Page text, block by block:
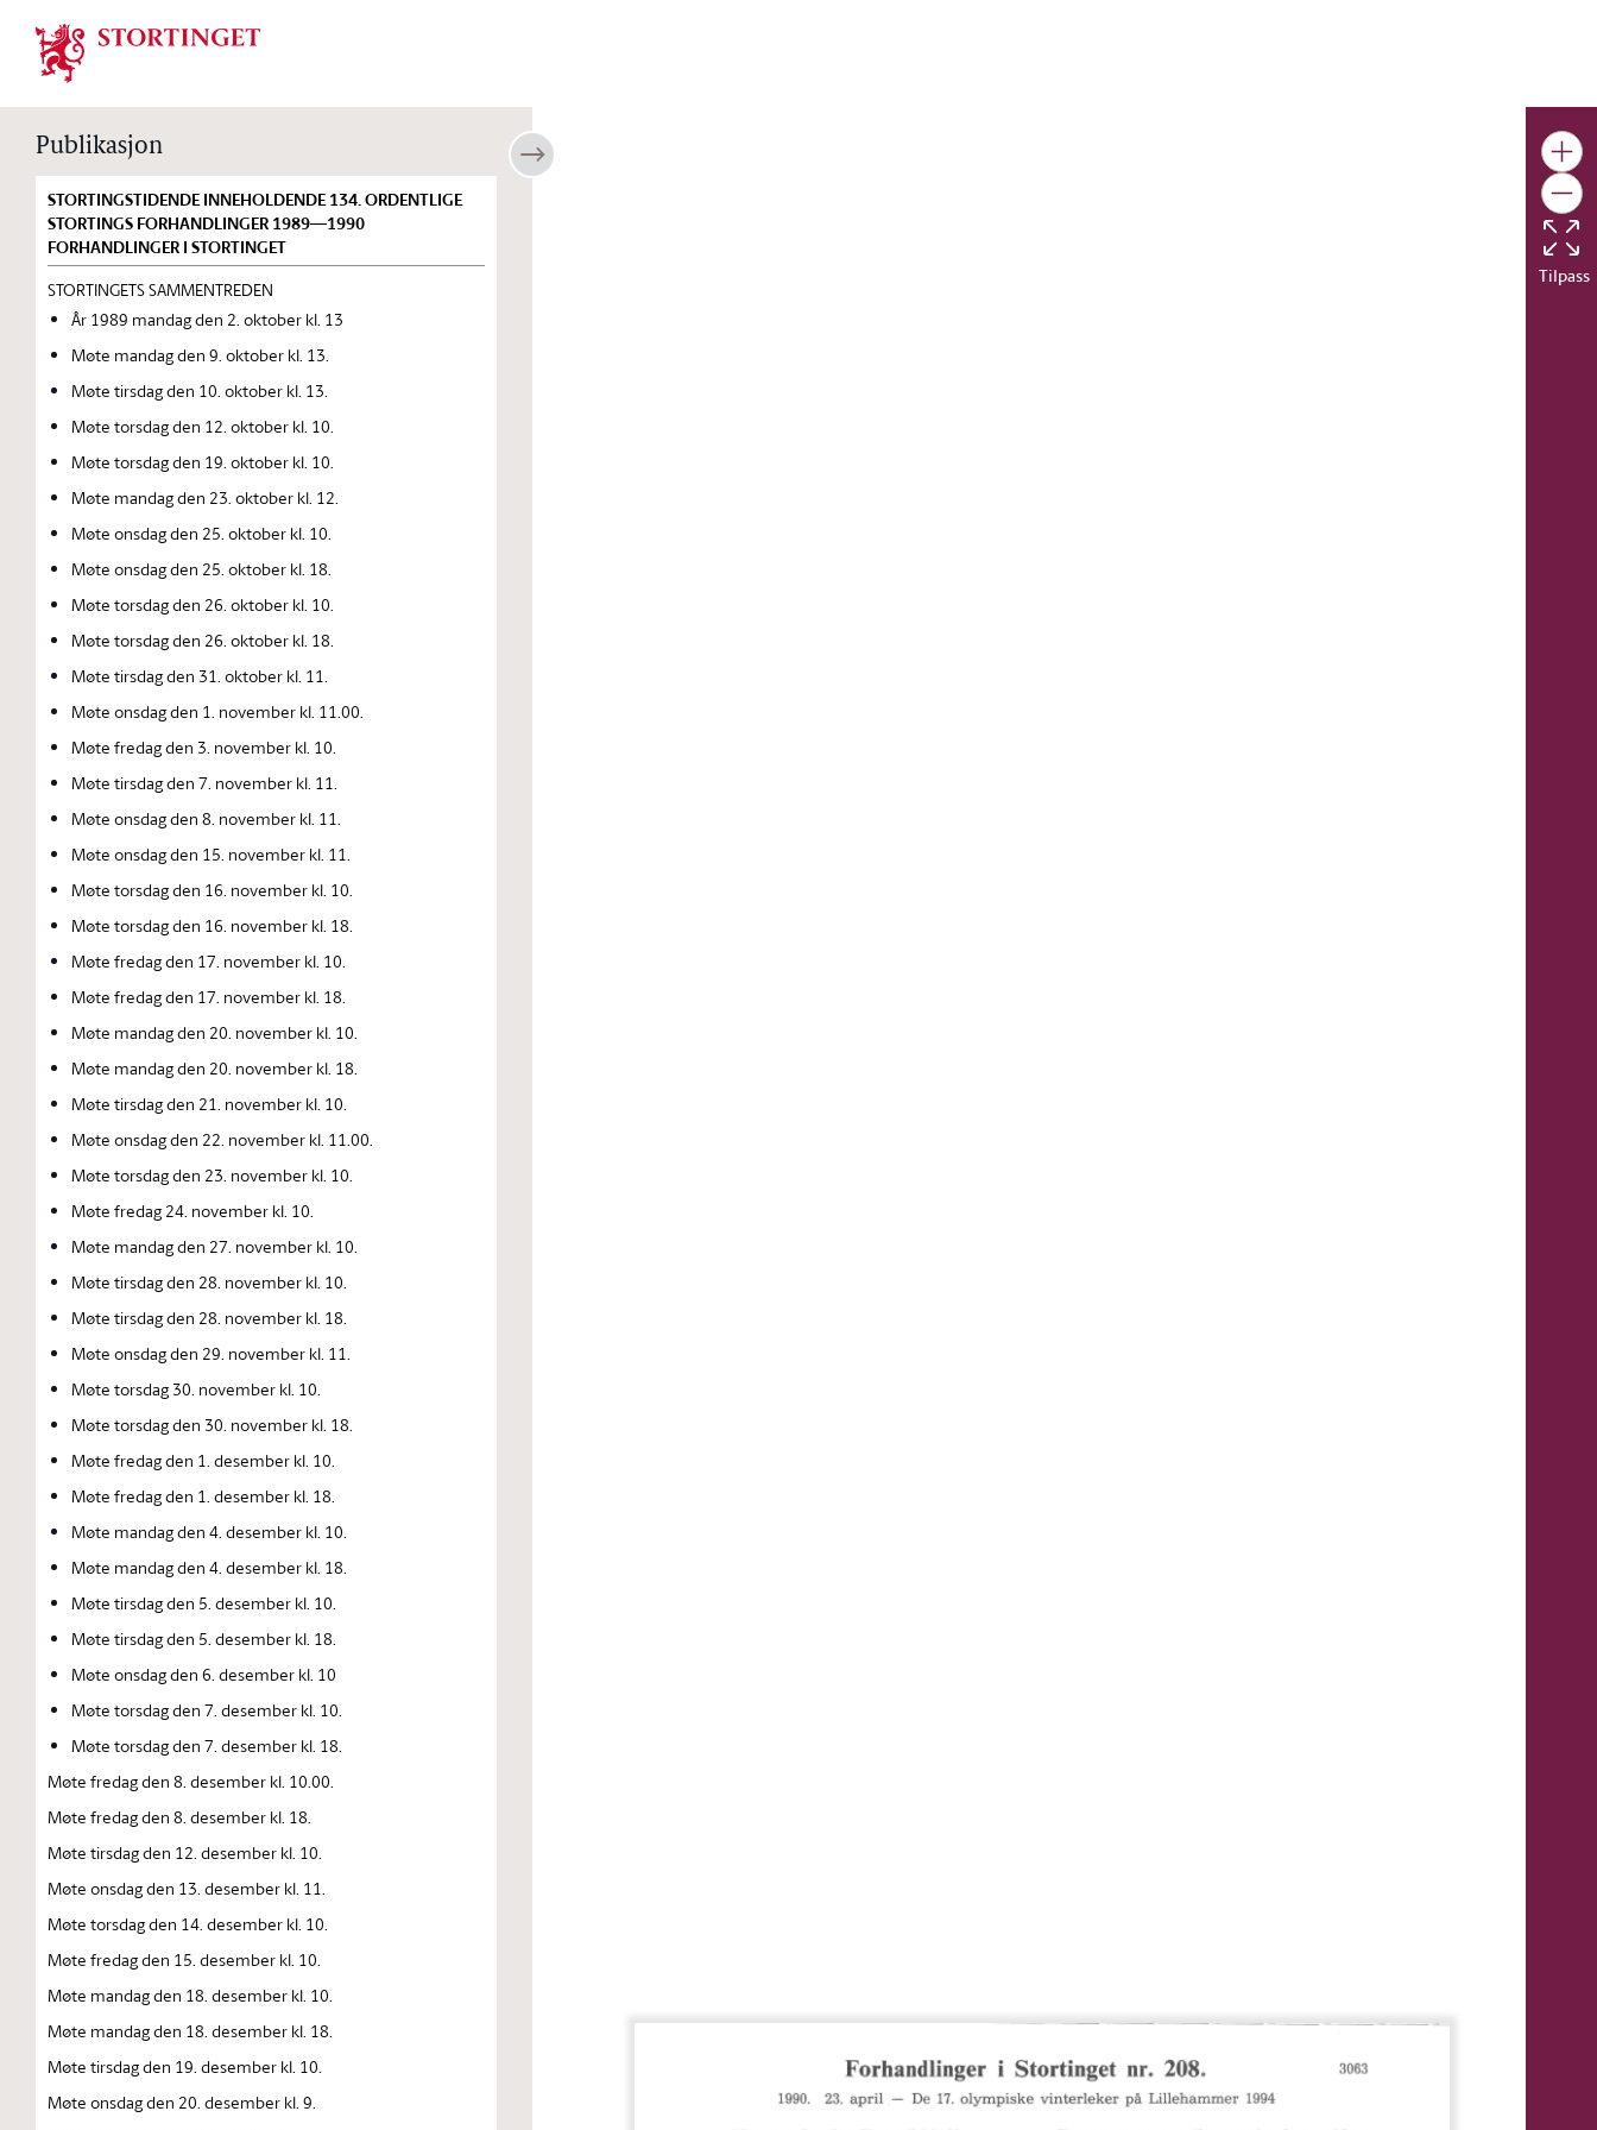
Stortinget.no
Publikasjon
STORTINGSTIDENDE INNEHOLDENDE 134. ORDENTLIGE
STORTINGS FORHANDLINGER 1989—1990
FORHANDLINGER I STORTINGET
STORTINGETS SAMMENTREDEN
År 1989 mandag den 2. oktober kl. 13
Møte mandag den 9. oktober kl. 13.
Møte tirsdag den 10. oktober kl. 13.
Møte torsdag den 12. oktober kl. 10.
Møte torsdag den 19. oktober kl. 10.
Møte mandag den 23. oktober kl. 12.
Møte onsdag den 25. oktober kl. 10.
Møte onsdag den 25. oktober kl. 18.
Møte torsdag den 26. oktober kl. 10.
Møte torsdag den 26. oktober kl. 18.
Møte tirsdag den 31. oktober kl. 11.
Møte onsdag den 1. november kl. 11.00.
Møte fredag den 3. november kl. 10.
Møte tirsdag den 7. november kl. 11.
Møte onsdag den 8. november kl. 11.
Møte onsdag den 15. november kl. 11.
Møte torsdag den 16. november kl. 10.
Møte torsdag den 16. november kl. 18.
Møte fredag den 17. november kl. 10.
Møte fredag den 17. november kl. 18.
Møte mandag den 20. november kl. 10.
Møte mandag den 20. november kl. 18.
Møte tirsdag den 21. november kl. 10.
Møte onsdag den 22. november kl. 11.00.
Møte torsdag den 23. november kl. 10.
Møte fredag 24. november kl. 10.
Møte mandag den 27. november kl. 10.
Møte tirsdag den 28. november kl. 10.
Møte tirsdag den 28. november kl. 18.
Møte onsdag den 29. november kl. 11.
Møte torsdag 30. november kl. 10.
Møte torsdag den 30. november kl. 18.
Møte fredag den 1. desember kl. 10.
Møte fredag den 1. desember kl. 18.
Møte mandag den 4. desember kl. 10.
Møte mandag den 4. desember kl. 18.
Møte tirsdag den 5. desember kl. 10.
Møte tirsdag den 5. desember kl. 18.
Møte onsdag den 6. desember kl. 10
Møte torsdag den 7. desember kl. 10.
Møte torsdag den 7. desember kl. 18.
Møte fredag den 8. desember kl. 10.00.
Møte fredag den 8. desember kl. 18.
Møte tirsdag den 12. desember kl. 10.
Møte onsdag den 13. desember kl. 11.
Møte torsdag den 14. desember kl. 10.
Møte fredag den 15. desember kl. 10.
Møte mandag den 18. desember kl. 10.
Møte mandag den 18. desember kl. 18.
Møte tirsdag den 19. desember kl. 10.
Møte onsdag den 20. desember kl. 9.